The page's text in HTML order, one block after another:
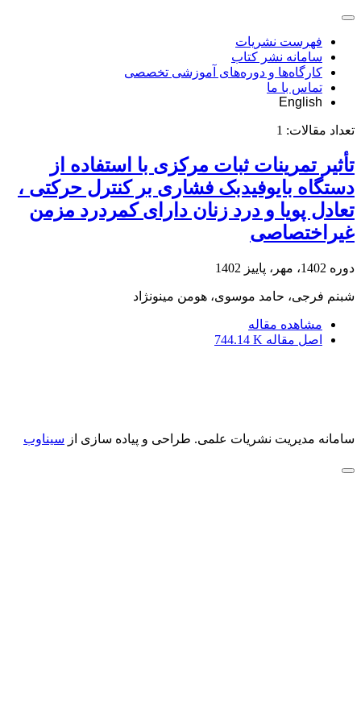
فهرست نشریات
سامانه نشر کتاب
کارگاه‌ها و دوره‌های آموزشی تخصصی
تماس با ما
English
تعداد مقالات: 1
تأثیر تمرینات ثبات مرکزی با استفاده از
دستگاه بایوفیدبک فشاری بر کنترل حرکتی ،
تعادل پویا و درد زنان دارای کمردرد مزمن
غیراختصاصی
دوره 1402، مهر، پاییز 1402
شبنم فرجی، حامد موسوی، هومن مینونژاد
مشاهده مقاله
اصل مقاله 744.14 K
سامانه مدیریت نشریات علمی. طراحی و پیاده سازی از سیناوب